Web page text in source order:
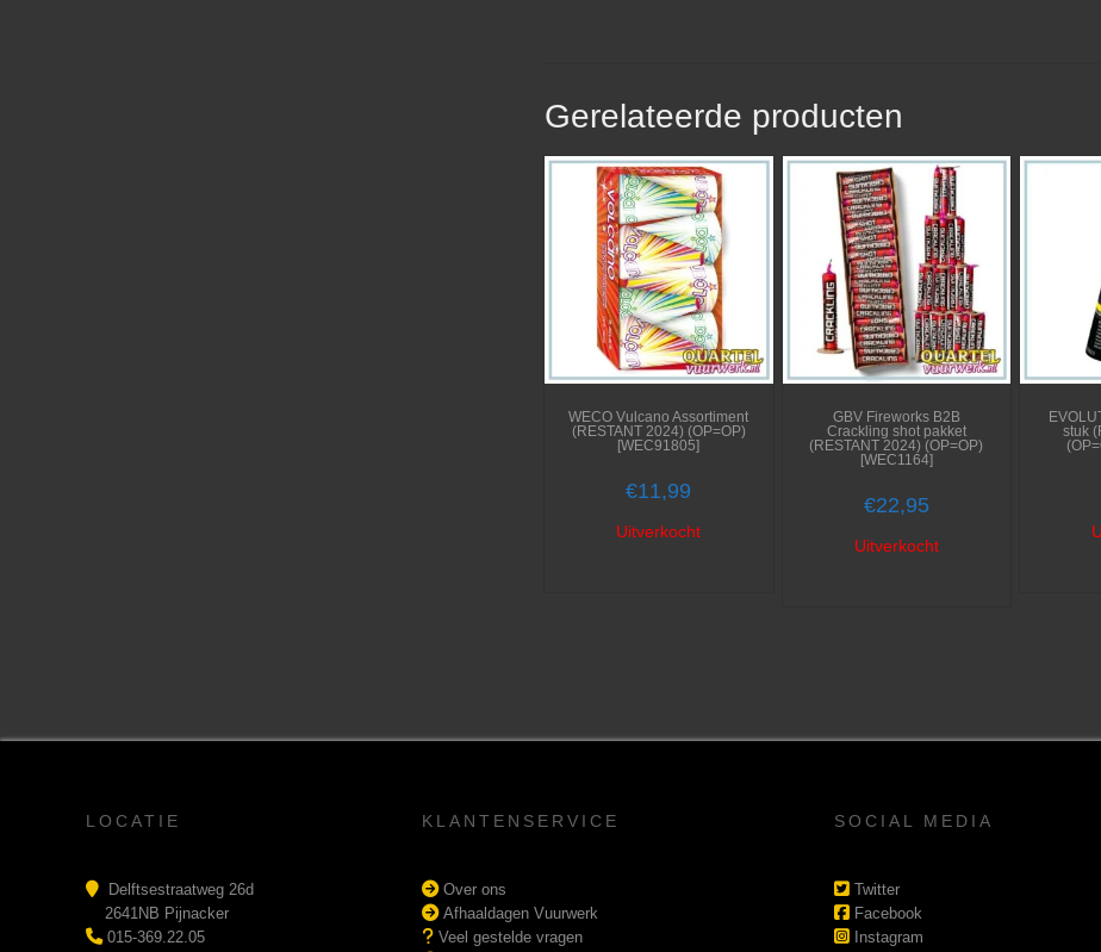
Gerelateerde producten
WECO Vulcano Assortiment
(RESTANT 2024) (OP=OP)
[WEC91805]
€11,99
Uitverkocht
GBV Fireworks B2B
Crackling shot pakket
(RESTANT 2024) (OP=OP)
[WEC1164]
€22,95
Uitverkocht
stuk
LOCATIE
Delftsestraatweg 26d
2641NB Pijnacker
015-369.22.05
KLANTENSERVICE
Over ons
Afhaaldagen Vuurwerk
Veel gestelde vragen
SOCIAL MEDIA
Twitter
Facebook
Instagram